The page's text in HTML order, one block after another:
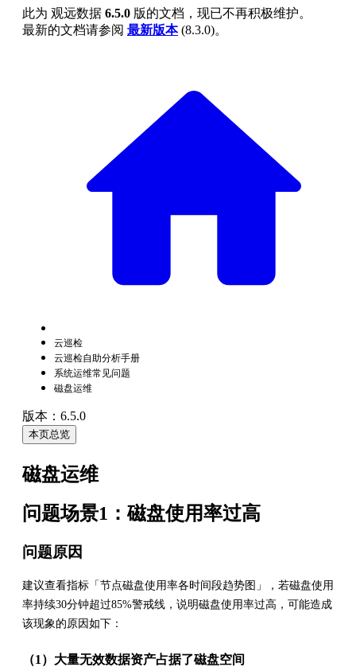
此为 观远数据 6.5.0 版的文档，现已不再积极维护。
最新的文档请参阅 最新版本(8.3.0)。
云巡检
云巡检自助分析手册
系统运维常见问题
磁盘运维
版本：6.5.0
本页总览
磁盘运维
问题场景1：磁盘使用率过高
问题原因
建议查看指标「节点磁盘使用率各时间段趋势图」，若磁盘使用
率持续30分钟超过85%警戒线，说明磁盘使用率过高，可能造成
该现象的原因如下：
（1）大量无效数据资产占据了磁盘空间